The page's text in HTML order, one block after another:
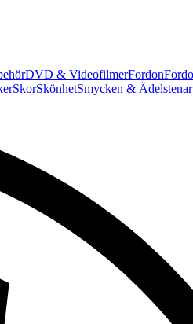
DVD & VideofilmerFordon
SkorSkönhetSmycken & Ädelstenar